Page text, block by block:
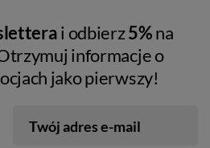
i odbierz5%na
informacje o
jako pierwszy!
Twój adres e-mail